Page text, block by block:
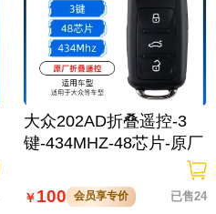
大众202AD折叠遥控-3
键-434MHZ-48芯片-原厂
￥100 会员享专价 已售24